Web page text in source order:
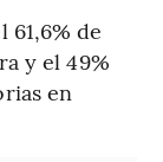
de
y el 49%
en